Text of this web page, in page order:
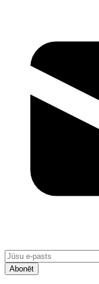
Abonēt